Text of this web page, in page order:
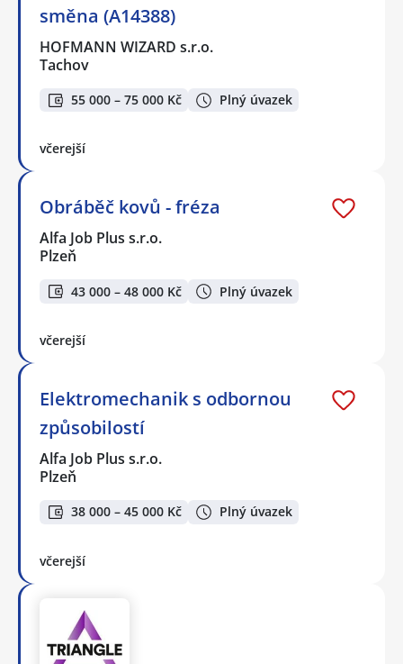
směna (A14388)
HOFMANN WIZARD s.r.o.
Tachov
55 000 – 75 000 Kč Plný úvazek
včerejší
Obráběč kovů - fréza
Alfa Job Plus s.r.o.
Plzeň
43 000 – 48 000 Kč Plný úvazek
včerejší
Elektromechanik s odbornou
způsobilostí
Alfa Job Plus s.r.o.
Plzeň
38 000 – 45 000 Kč Plný úvazek
včerejší